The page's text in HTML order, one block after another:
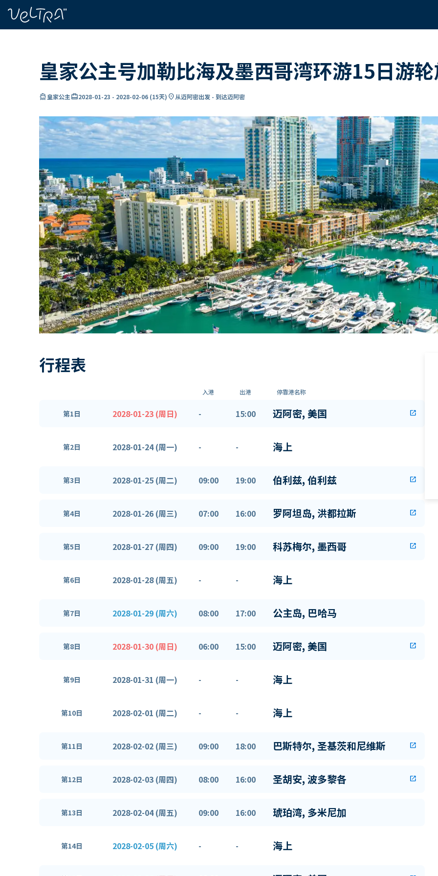
皇家公主号加勒比海及墨西哥湾环游15日游
directions_boat皇家公主card_travel2028-01-23 - 2028-02-06 (15天) location_on从迈阿密出发 - 到达迈阿密
行程表
入港 出港 停靠港名称
第1日 2028-01-23 (周日) - 15:00 迈阿密, 美国 open_in_new
第2日 2028-01-24 (周一) - - 海上
第3日 2028-01-25 (周二) 09:00 19:00 伯利兹, 伯利兹 open_in_new
第4日 2028-01-26 (周三) 07:00 16:00 罗阿坦岛, 洪都拉斯 open_in_new
第5日 2028-01-27 (周四) 09:00 19:00 科苏梅尔, 墨西哥 open_in_new
第6日 2028-01-28 (周五) - - 海上
第7日 2028-01-29 (周六) 08:00 17:00 公主岛, 巴哈马
第8日 2028-01-30 (周日) 06:00 15:00 迈阿密, 美国 open_in_new
第9日 2028-01-31 (周一) - - 海上
第10日 2028-02-01 (周二) - - 海上
第11日 2028-02-02 (周三) 09:00 18:00 巴斯特尔, 圣基茨和尼维斯 open_in_new
第12日 2028-02-03 (周四) 08:00 16:00 圣胡安, 波多黎各 open_in_new
第13日 2028-02-04 (周五) 09:00 16:00 琥珀湾, 多米尼加
第14日 2028-02-05 (周六) - - 海上